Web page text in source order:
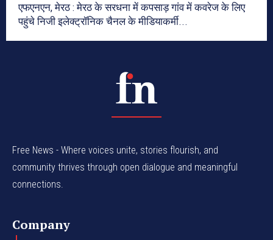
एफएनएन, मेरठ : मेरठ के सरधना में कपसाड़ गांव में कवरेज के लिए
पहुंचे निजी इलेक्ट्रॉनिक चैनल के मीडियाकर्मी...
Free News - Where voices unite, stories flourish, and
community thrives through open dialogue and meaningful
connections.
Company